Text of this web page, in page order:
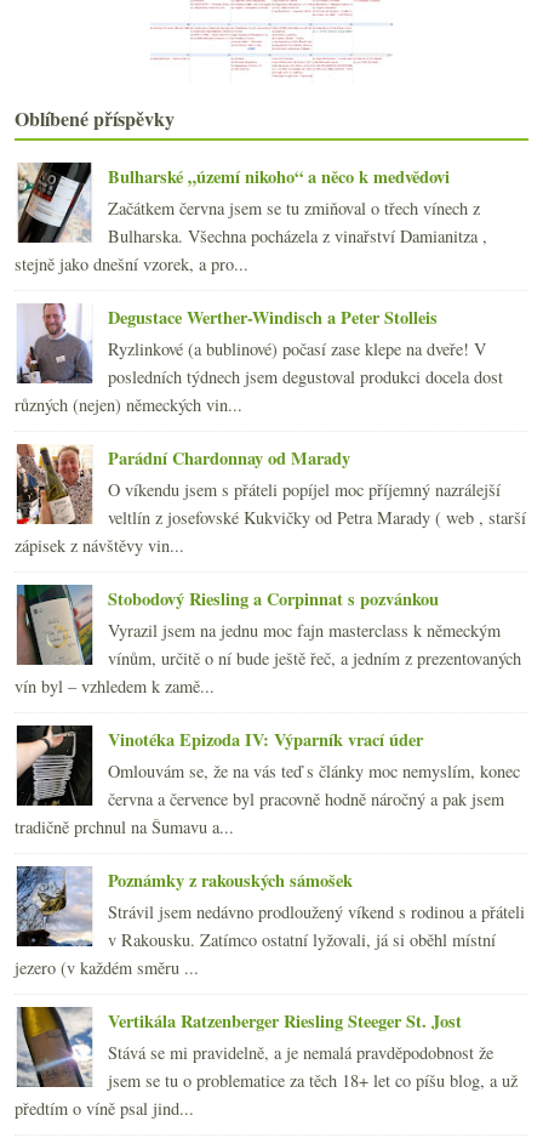
Crémant Pierra Richarda a časem skvělý ryzlink
Fryzelka, kočíčí bodování, bublavé Beaujolais, Veu...
Rakouské bubliny Szigeti
►května(19)
►dubna
►března(22)
►února(20)
►ledna (21)
►2014
►2013(249)
►2012(254)
►2011(252)
► 2010 (249)
2009 (249)
►2008(270)
►2007(108)
Oblíbené příspěvky
Bulharské „území nikoho“ a něco k medvědovi
Začátkem června jsem se tu zmiňoval o třech vínech z
Bulharska. Všechna pocházela z vinařství Damianitza ,
stejně jako dnešní vzorek, a pro...
Degustace Werther-Windisch a Peter Stolleis
Ryzlinkové (a bublinové) počasí zase klepe na dveře! V
posledních týdnech jsem degustoval produkci docela dost
různých (nejen) německých vin...
Parádní Chardonnay od Marady
O víkendu jsem s přáteli popíjel moc příjemný nazrálejší
veltlín z josefovské Kukvičky od Petra Marady ( web , starší
zápisek z návštěvy vin...
Stobodový Riesling a Corpinnat s pozvánkou
Vyrazil jsem na jednu moc fajn masterclass k německým
vínům, určitě o ní bude ještě řeč, a jedním z prezentovaných
vín byl – vzhledem k zamě...
Vinotéka Epizoda IV: Výparník vrací úder
Omlouvám se, že na vás teď s články moc nemyslím, konec
června a července byl pracovně hodně náročný a pak jsem
tradičně prchnul na Šumavu a...
Poznámky z rakouských sámošek
Strávil jsem nedávno prodloužený víkend s rodinou a přáteli
v Rakousku. Zatímco ostatní lyžovali, já si oběhl místní
jezero (v každém směru ...
Vertikála Ratzenberger Riesling Steeger St. Jost
Stává se mi pravidelně, a je nemalá pravděpodobnost že
jsem se tu o problematice za těch 18+ let co píšu blog, a už
předtím o víně psal jind...